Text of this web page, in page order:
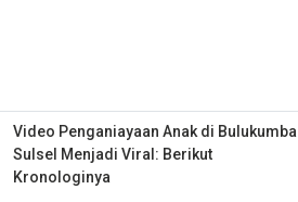
Video Penganiayaan Anak di Bulukumba
Sulsel Menjadi Viral: Berikut
Kronologinya